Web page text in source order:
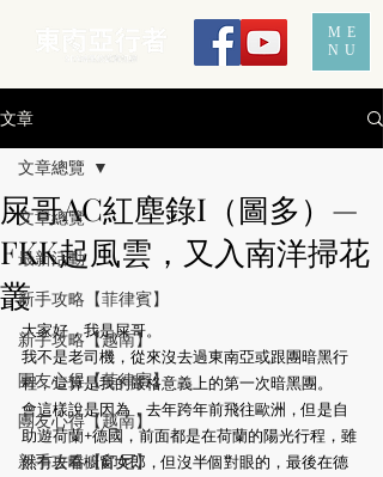
ME
NU
文章
文章總覽
最新活動
新手攻略【菲律賓】
新手攻略【越南】
團友心得【菲律賓】
團友心得【越南】
新手攻略【印尼】
文章總覽
屎哥AC紅塵錄I（圖多）—
FKK起風雲，又入南洋掃花
叢
大家好，我是屎哥。
我不是老司機，從來沒去過東南亞或跟團暗黑行
程，這算是我的嚴格意義上的第一次暗黑團。
會這樣說是因為，去年跨年前飛往歐洲，但是自
助遊荷蘭+德國，前面都是在荷蘭的陽光行程，雖
然有去看櫥窗女郎，但沒半個對眼的，最後在德